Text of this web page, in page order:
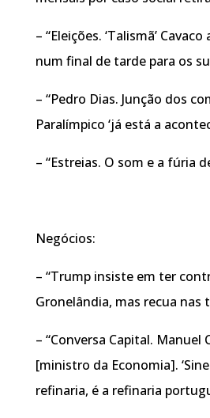
– “Eleições. ‘Talismã’
num final de tarde para os
– “Pedro Dias. Junção dos
Paralímpico ‘já está a
– “Estreias. O som e a fúria
Negócios:
– “Trump insiste em ter
Gronelândia, mas recua nas
– “Conversa Capital. Manuel
[ministro da Economia].
refinaria, é a refinaria